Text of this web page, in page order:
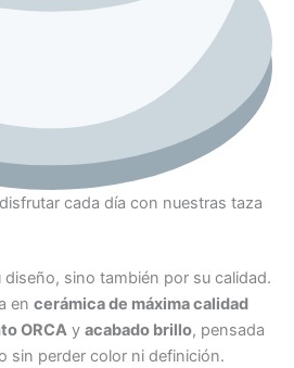
cada día con nuestras taza
sino también por su calidad.
en cerámica de máxima calidad
ORCA y acabado brillo, pensada
sin perder color ni definición.